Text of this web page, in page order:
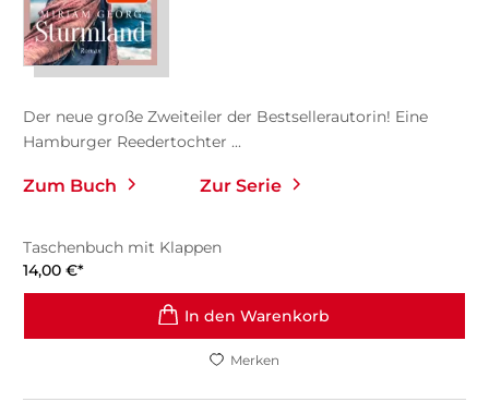
Der neue große Zweiteiler der Bestsellerautorin! Eine
Hamburger Reedertochter ...
Zum Buch Zur Serie
Taschenbuch mit Klappen
14,00 €*
In den Warenkorb
Merken